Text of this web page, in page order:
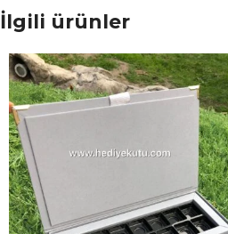
İlgili ürünler